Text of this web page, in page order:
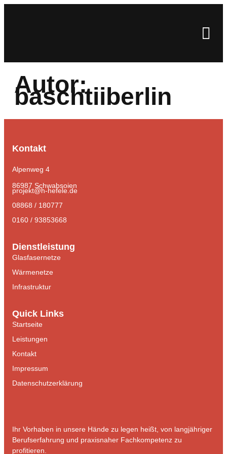
Autor:
baschtiiberlin
Ihr Vorhaben in unsere Hände zu legen heißt, von langjähriger
Berufserfahrung und praxisnaher Fachkompetenz zu
profitieren.
Dienstleistung
Glasfasernetze
Wärmenetze
Infrastruktur
Quick Links
Startseite
Leistungen
Kontakt
Impressum
Datenschutzerklärung
Kontakt
Alpenweg 4
86987 Schwabsoien
projekt@h-hefele.de
08868 / 180777
0160 / 93853668